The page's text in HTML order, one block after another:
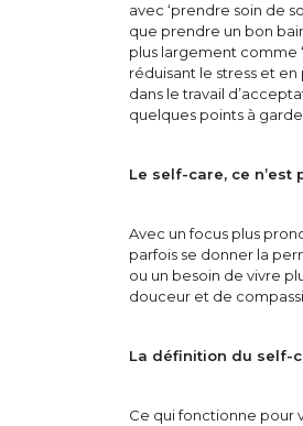
avec ‘prendre soin de
que prendre un bon
plus largement comme ‘
réduisant le stress et
dans le travail
quelques points à
Le self-care, ce n’est
Avec un focus plus
parfois se donner la
ou un besoin de vivre
douceur et de
La définition du self-
Ce qui fonctionne pour